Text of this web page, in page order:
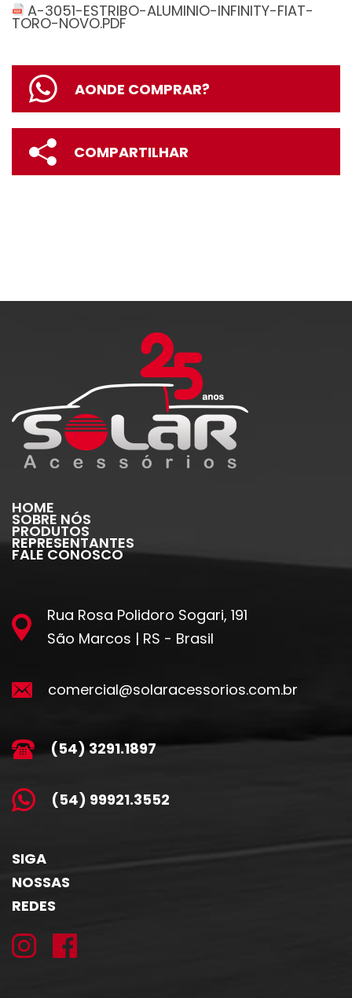
A-3051-ESTRIBO-ALUMINIO-INFINITY-FIAT-
TORO-NOVO.PDF
AONDE COMPRAR?
COMPARTILHAR
HOME
SOBRE NÓS
PRODUTOS
REPRESENTANTES
FALE CONOSCO
Rua Rosa Polidoro Sogari, 191
São Marcos | RS - Brasil
comercial@solaracessorios.com.br
(54) 3291.1897
(54) 99921.3552
SIGA
NOSSAS
REDES